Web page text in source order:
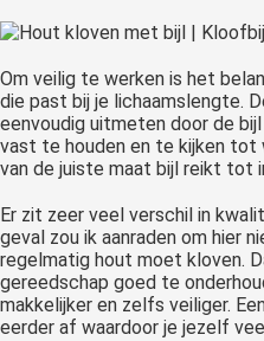
Om veilig te werken is het
die past bij je lichaamslengte.
eenvoudig uitmeten door de
vast te houden en te kijken tot
van de juiste maat bijl reikt tot
Er zit zeer veel verschil in
geval zou ik aanraden om hier
regelmatig hout moet kloven.
gereedschap goed te
makkelijker en zelfs veiliger.
eerder af waardoor je jezelf